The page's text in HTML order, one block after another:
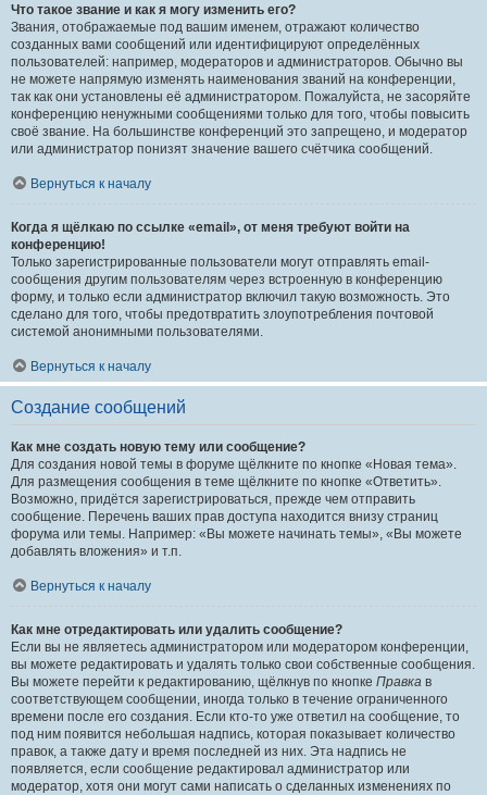
Что такое звание и как я могу изменить его?
Звания, отображаемые под вашим именем, отражают количество
созданных вами сообщений или идентифицируют определённых
пользователей: например, модераторов и администраторов. Обычно вы
не можете напрямую изменять наименования званий на конференции,
так как они установлены её администратором. Пожалуйста, не засоряйте
конференцию ненужными сообщениями только для того, чтобы повысить
своё звание. На большинстве конференций это запрещено, и модератор
или администратор понизят значение вашего счётчика сообщений.
Вернуться к началу
Когда я щёлкаю по ссылке «email», от меня требуют войти на
конференцию!
Только зарегистрированные пользователи могут отправлять email-
сообщения другим пользователям через встроенную в конференцию
форму, и только если администратор включил такую возможность. Это
сделано для того, чтобы предотвратить злоупотребления почтовой
системой анонимными пользователями.
Вернуться к началу
Создание сообщений
Как мне создать новую тему или сообщение?
Для создания новой темы в форуме щёлкните по кнопке «Новая тема».
Для размещения сообщения в теме щёлкните по кнопке «Ответить».
Возможно, придётся зарегистрироваться, прежде чем отправить
сообщение. Перечень ваших прав доступа находится внизу страниц
форума или темы. Например: «Вы можете начинать темы», «Вы можете
добавлять вложения» и т.п.
Вернуться к началу
Как мне отредактировать или удалить сообщение?
Если вы не являетесь администратором или модератором конференции,
вы можете редактировать и удалять только свои собственные сообщения.
Вы можете перейти к редактированию, щёлкнув по кнопке Правка в
соответствующем сообщении, иногда только в течение ограниченного
времени после его создания. Если кто-то уже ответил на сообщение, то
под ним появится небольшая надпись, которая показывает количество
правок, а также дату и время последней из них. Эта надпись не
появляется, если сообщение редактировал администратор или
модератор, хотя они могут сами написать о сделанных изменениях по